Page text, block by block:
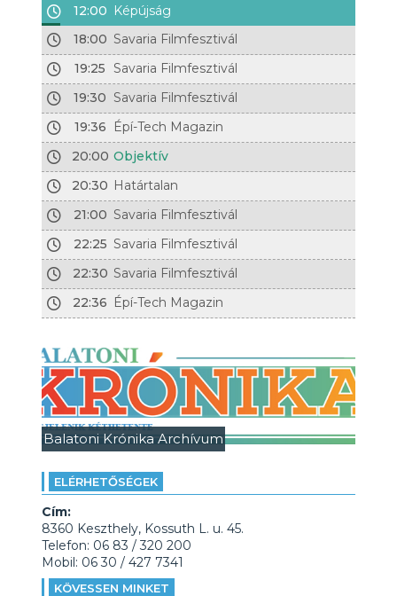
12:00 Képújság
18:00 Savaria Filmfesztivál
19:25 Savaria Filmfesztivál
19:30 Savaria Filmfesztivál
19:36
Épí-Tech Magazin
20:00 Objektív
20:30 Határtalan
21:00 Savaria Filmfesztivál
22:25 Savaria Filmfesztivál
22:30 Savaria Filmfesztivál
22:36 Épí-Tech Magazin
Balatoni Krónika Archívum
ELÉRHETŐSÉGEK
Cím:
8360 Keszthely, Kossuth L. u. 45.
Telefon: 06 83 / 320 200
Mobil: 06 30 / 427 7341
KÖVESSEN MINKET